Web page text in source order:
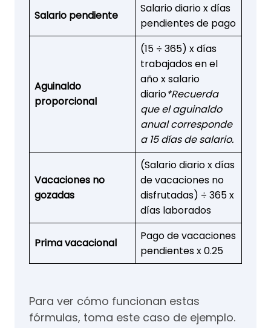
Salario pendiente
Salario diario x días
pendientes de pago
Aguinaldo
proporcional
(15 ÷ 365) x días
trabajados en el
año x salario
diario*Recuerda
que el aguinaldo
anual corresponde
a 15 días de salario.
Vacaciones no
gozadas
(Salario diario x días
de vacaciones no
disfrutadas) ÷ 365 x
días laborados
Prima vacacional
Pago de vacaciones
pendientes x 0.25
Para ver cómo funcionan estas
fórmulas, toma este caso de ejemplo.